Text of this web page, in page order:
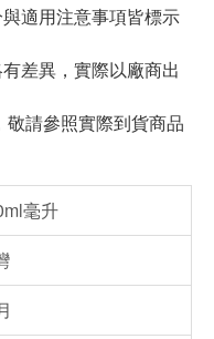
適用注意事項皆標示
差異，實際以廠商出
請參照實際到貨商品
毫升